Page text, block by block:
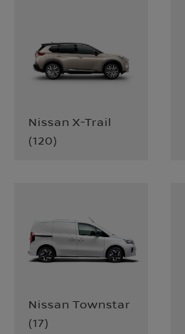
Nissan X-Trail
(120)
Nissan Townstar
(17)